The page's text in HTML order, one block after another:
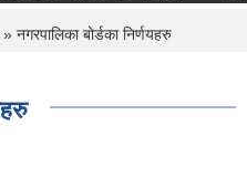
» नगरपालिका बोर्डका निर्णयहरु